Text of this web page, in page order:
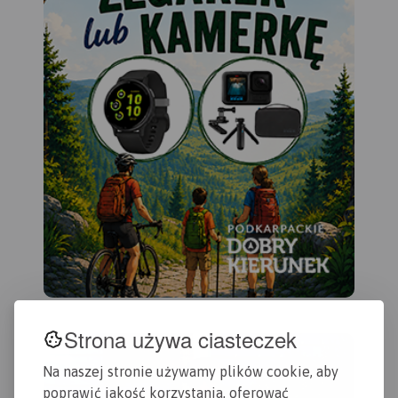
Strona używa ciasteczek
Na naszej stronie używamy plików cookie, aby
poprawić jakość korzystania, oferować